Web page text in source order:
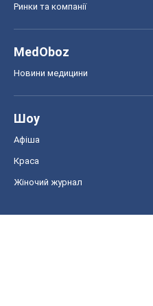
Ринки та компанії
MedOboz
Новини медицини
Шоу
Афіша
Краса
Жіночий журнал